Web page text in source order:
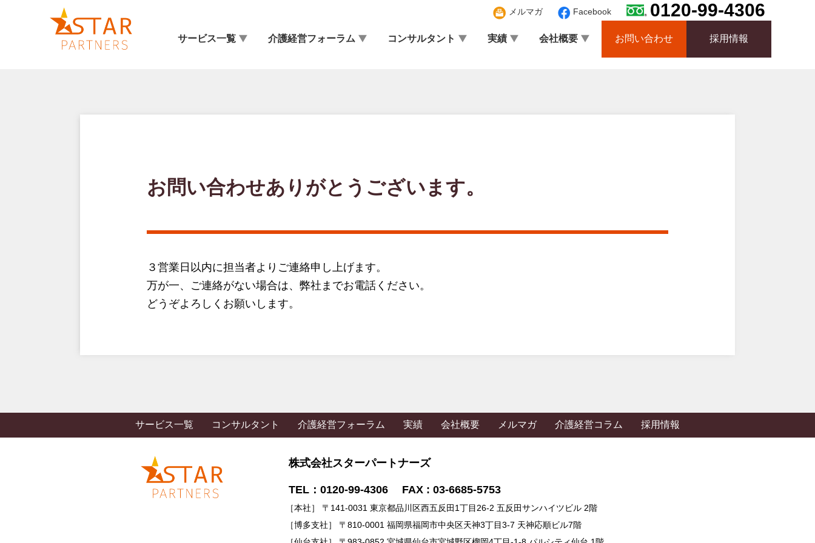
メルマガ Facebook 0120-99-4306
サービス一覧 介護経営フォーラム コンサルタント 実績 会社概要 お問い合わせ 採用情報
お問い合わせありがとうございます。
３営業日以内に担当者よりご連絡申し上げます。
万が一、ご連絡がない場合は、弊社までお電話ください。
どうぞよろしくお願いします。
サービス一覧 コンサルタント 介護経営フォーラム 実績 会社概要 メルマガ 介護経営コラム 採用情報
株式会社スターパートナーズ
TEL：0120-99-4306 FAX : 03-6685-5753
［本社］ 〒141-0031 東京都品川区西五反田1丁目26-2 五反田サンハイツビル 2階
［博多支社］ 〒810-0001 福岡県福岡市中央区天神3丁目3-7 天神応順ビル7階